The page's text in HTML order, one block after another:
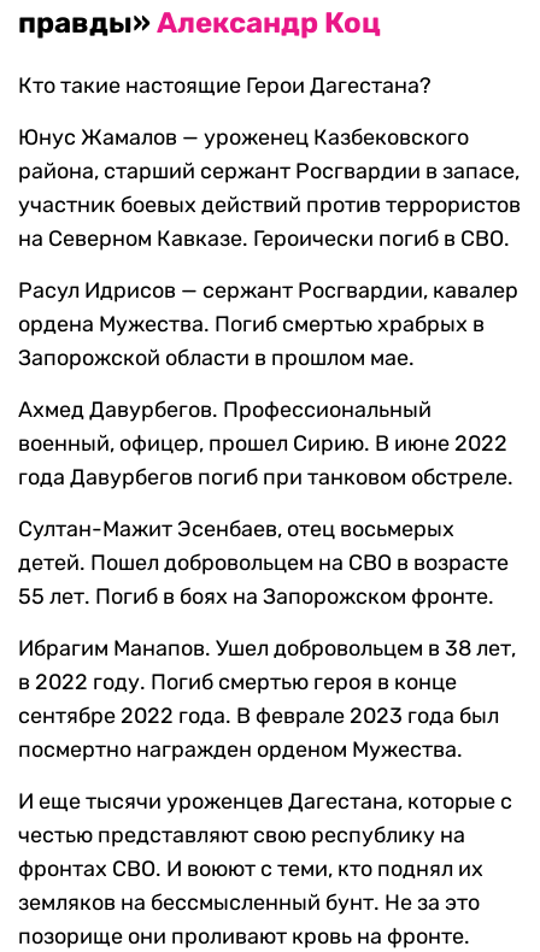
правды»Александр Коц
Кто такие настоящие Герои Дагестана?
Юнус Жамалов — уроженец Казбековского
района, старший сержант Росгвардии в запасе,
участник боевых действий против террористов
на Северном Кавказе. Героически погиб в СВО.
Расул Идрисов — сержант Росгвардии, кавалер
ордена Мужества. Погиб смертью храбрых в
Запорожской области в прошлом мае.
Ахмед Давурбегов. Профессиональный
военный, офицер, прошел Сирию. В июне 2022
года Давурбегов погиб при танковом обстреле.
Султан-Мажит Эсенбаев, отец восьмерых
детей. Пошел добровольцем на СВО в возрасте
55 лет. Погиб в боях на Запорожском фронте.
Ибрагим Манапов. Ушел добровольцем в 38 лет,
в 2022 году. Погиб смертью героя в конце
сентябре 2022 года. В феврале 2023 года был
посмертно награжден орденом Мужества.
И еще тысячи уроженцев Дагестана, которые с
честью представляют свою республику на
фронтах СВО. И воюют с теми, кто поднял их
земляков на бессмысленный бунт. Не за это
позорище они проливают кровь на фронте.